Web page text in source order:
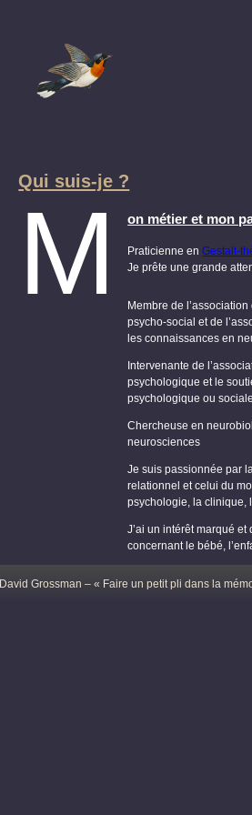
Qui suis-je ?
M on métier et mon
Praticienne enGestalt-
Je prête une grande
Membre de l’association
psycho-social et de
les connaissances en
Intervenante de
psychologique et le
psychologique ou
Chercheuse en
neurosciences
Je suis passionnée par
relationnel et celui du
psychologie, la clinique,
J’ai un intérêt marqué
concernant le bébé,
David Grossman – « Faire un petit pli dans la